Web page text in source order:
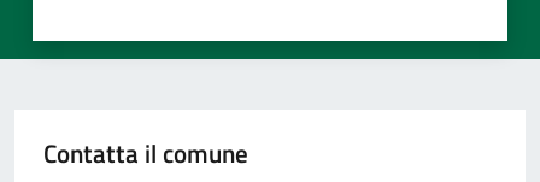
Contatta il comune